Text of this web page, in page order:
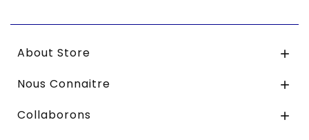
About Store 
Nous Connaitre 
Collaborons 